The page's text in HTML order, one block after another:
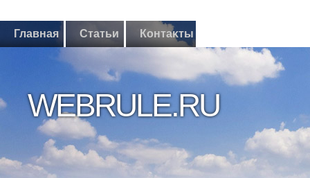
Главная Статьи Контаκты
WEBRULE.RU